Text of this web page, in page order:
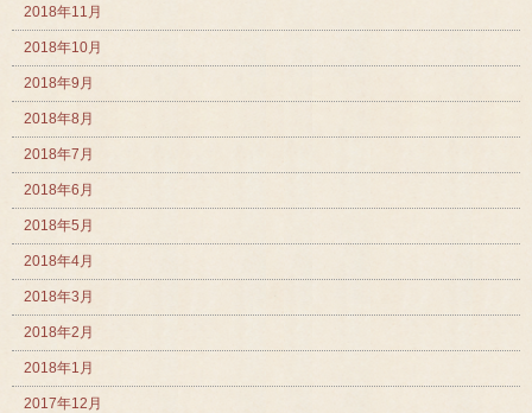
2018年11月
2018年10月
2018年9月
2018年8月
2018年7月
2018年6月
2018年5月
2018年4月
2018年3月
2018年2月
2018年1月
2017年12月